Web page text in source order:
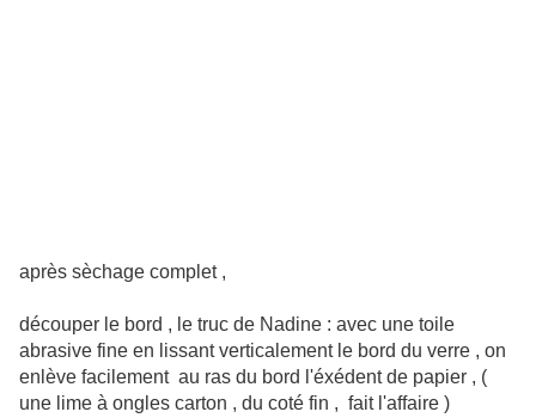
après sèchage complet ,
découper le bord , le truc de Nadine : avec une toile
abrasive fine en lissant verticalement le bord du verre , on
enlève facilement au ras du bord l'éxédent de papier , (
une lime à ongles carton , du coté fin , fait l'affaire )